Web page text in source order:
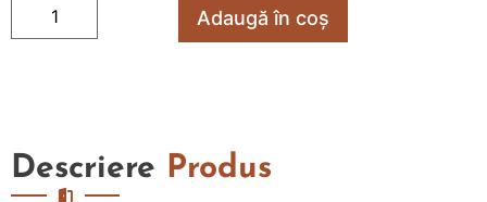
Adaugă în coș
Descriere Produs